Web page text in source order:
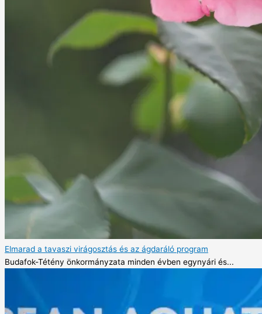
Elmarad a tavaszi virágosztás és az ágdaráló program
Budafok-Tétény önkormányzata minden évben egynyári és...